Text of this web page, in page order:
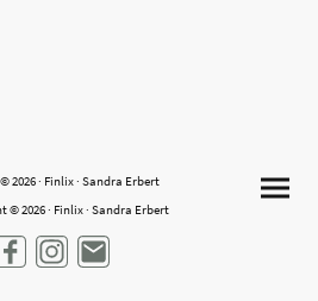
2026 · Finlix · Sandra Erbert
© 2026 · Finlix · Sandra Erbert